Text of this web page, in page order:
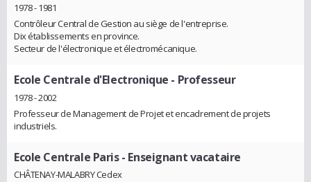
1978 - 1981
Contrôleur Central de Gestion au siège de l'entreprise.
Dix établissements en province.
Secteur de l'électronique et électromécanique.
Ecole Centrale d'Electronique - Professeur
1978 - 2002
Professeur de Management de Projet et encadrement de projets
industriels.
Ecole Centrale Paris- Enseignant vacataire
CHÂTENAY-MALABRY Cedex